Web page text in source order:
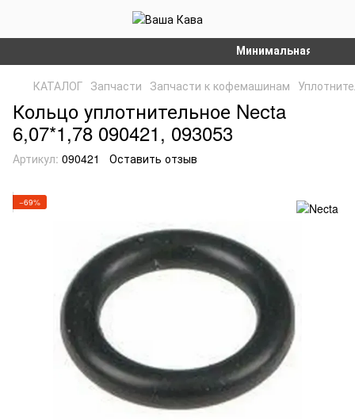
Минимальная сумма
КАТАЛОГ Запчасти Запчасти к кофемашинам
Кольцо уплотнительное Neсta
6,07*1,78 090421, 093053
Артикул: 090421 Оставить отзыв
−69%